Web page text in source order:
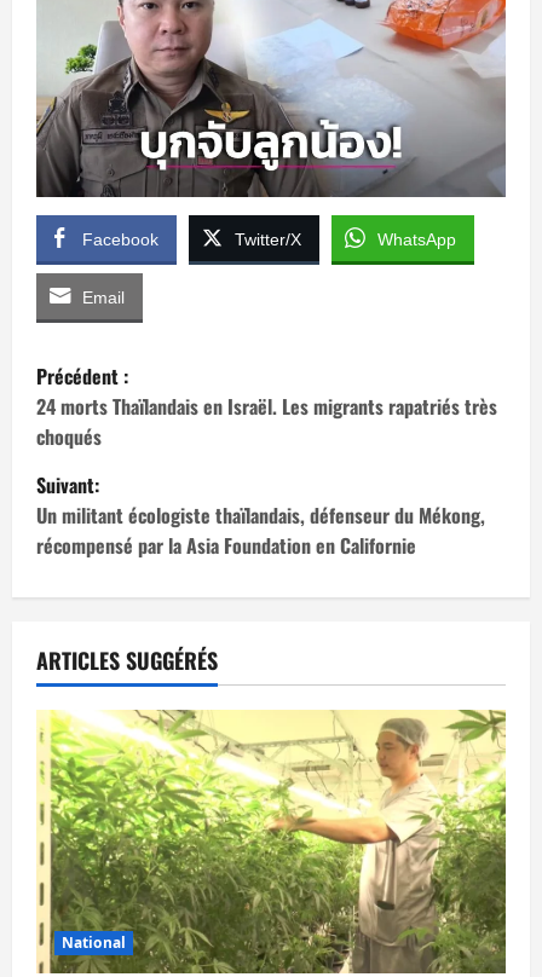
Facebook Twitter/X WhatsApp
Email
N
a
v
i
g
t
i
o
n
d
’
Précédent :
24 morts Thaïlandais en Israël. Les migrants rapatriés très
choqués
Suivant:
Un militant écologiste thaïlandais, défenseur du Mékong,
récompensé par la Asia Foundation en Californie
ARTICLES SUGGÉRÉS
National